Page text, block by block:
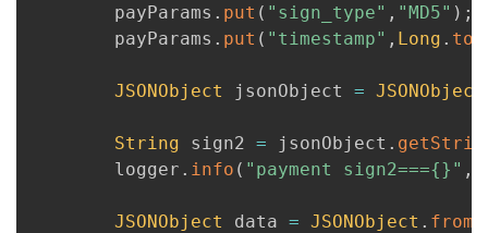
        payParams
. put ( "sign_type" , "MD5" ) ;
        payParams
. put ( "timestamp" , Long .
JSONObject jsonObject = JSONObject
String sign2 = jsonObject .
        logger
. info ( "payment sign2==={}" ,
JSONObject data = JSONObject .